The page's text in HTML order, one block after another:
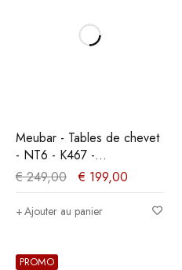
Meubar - Tables de chevet
- NT6 - K467 -
Mélèze/Chêne cristal
marron clair - 53x68x46cm
€249,00 € 199,00
Ajouter au panier
PROMO